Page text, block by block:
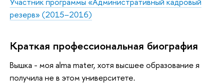
резерв» (2015–2016)
Краткая профессиональная биография
Вышка - моя alma mater, хотя высшее образование я
получила не в этом университете.